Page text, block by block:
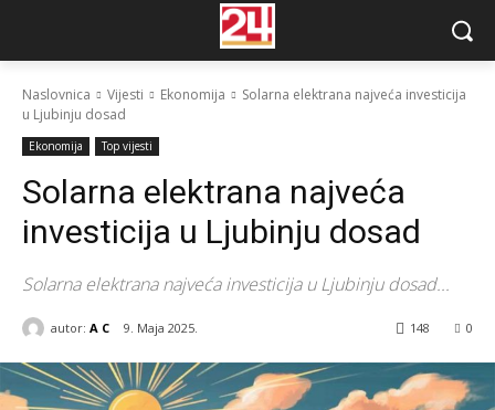
Naslovnica Vijesti Ekonomija
Solarna elektrana najveća investicija
u Ljubinju dosad
Ekonomija Top vijesti
Solarna elektrana najveća
investicija u Ljubinju dosad
Solarna elektrana najveća investicija u Ljubinju dosad...
autor: A C 9. Maja 2025. 0
148